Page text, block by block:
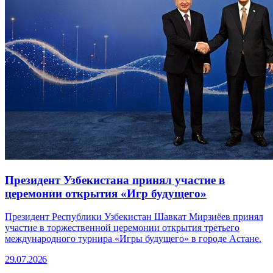
Президент Узбекистана принял участие в
церемонии открытия «Игр будущего»
Президент Республики Узбекистан Шавкат Мирзиёев принял
участие в торжественной церемонии открытия третьего
международного турнира «Игры будущего» в городе Астане.
29.07.2026